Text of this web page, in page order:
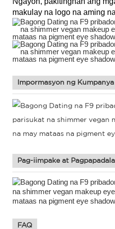
makulay na logo na aming
Impormasyon ng Kumpanya
Pag-iimpake at Pagpapadala
FAQ